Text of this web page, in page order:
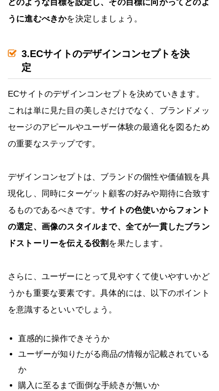
どのような目標を設定し、その目標に向かってどのよ
うに進むべきかを決定しましょう。
3.ECサイトのデザインコンセプトを決
定
ECサイトのデザインコンセプトを決めていきます。
これは単に見た目の美しさだけでなく、ブランドメッ
セージのアピールやユーザー体験の最適化を図るため
の重要なステップです。
デザインコンセプトは、ブランドの個性や価値観を具
現化し、同時にターゲット顧客の好みや期待に合致す
るものであるべきです。サイトの色使いからフォント
の選定、画像のスタイルまで、全てが一貫したブラン
ドストーリーを伝える役割 を果たします。
さらに、ユーザーにとって見やすくて使いやすいかど
うかも重要な要素です。具体的には、以下のポイント
を意識するといいでしょう。
直感的に操作できそうか
ユーザーが知りたがる商品の情報が記載されている
か
購入に至るまで面倒な手続きが無いか